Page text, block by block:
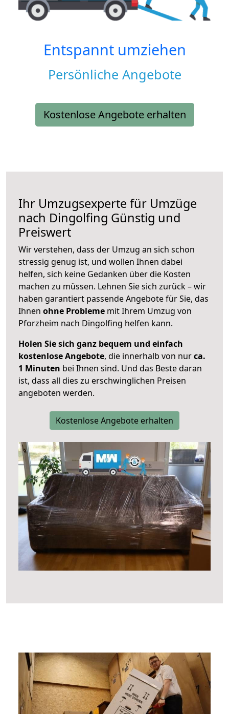
Entspannt umziehen
Persönliche Angebote
Kostenlose Angebote erhalten
Ihr Umzugsexperte für Umzüge
nach Dingolfing Günstig und
Preiswert
Wir verstehen, dass der Umzug an sich schon
stressig genug ist, und wollen Ihnen dabei
helfen, sich keine Gedanken über die Kosten
machen zu müssen. Lehnen Sie sich zurück – wir
haben garantiert passende Angebote für Sie, das
Ihnen ohne Probleme mit Ihrem Umzug von
Pforzheim nach Dingolfing helfen kann.
Holen Sie sich ganz bequem und einfach
kostenlose Angebote, die innerhalb von nurca.
1 Minuten bei Ihnen sind. Und das Beste daran
ist, dass all dies zu erschwinglichen Preisen
angeboten werden.
Kostenlose Angebote erhalten